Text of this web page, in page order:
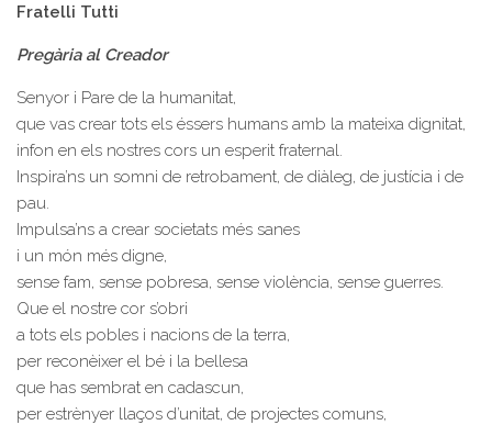
Contacte
Fratelli Tutti
Pregària al Creador
Senyor i Pare de la humanitat,
que vas crear tots els éssers humans amb la mateixa dignitat,
infon en els nostres cors un esperit fraternal.
Inspira’ns un somni de retrobament, de diàleg, de justícia i de
pau.
Impulsa’ns a crear societats més sanes
i un món més digne,
sense fam, sense pobresa, sense violència, sense guerres.
Que el nostre cor s’obri
a tots els pobles i nacions de la terra,
per reconèixer el bé i la bellesa
que has sembrat en cadascun,
per estrènyer llaços d’unitat, de projectes comuns,